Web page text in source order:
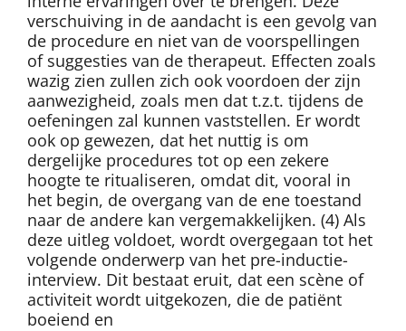
verschuiving in de aandacht is een gevolg van
de procedure en niet van de voorspellingen
of suggesties van de therapeut. Effecten zoals
wazig zien zullen zich ook voordoen der zijn
aanwezigheid, zoals men dat t.z.t. tijdens de
oefeningen zal kunnen vaststellen. Er wordt
ook op gewezen, dat het nuttig is om
dergelijke procedures tot op een zekere
hoogte te ritualiseren, omdat dit, vooral in
het begin, de overgang van de ene toestand
naar de andere kan vergemakkelijken. (4) Als
deze uitleg voldoet, wordt overgegaan tot het
volgende onderwerp van het pre-inductie-
interview. Dit bestaat eruit, dat een scène of
activiteit wordt uitgekozen, die de patiënt
boeiend en